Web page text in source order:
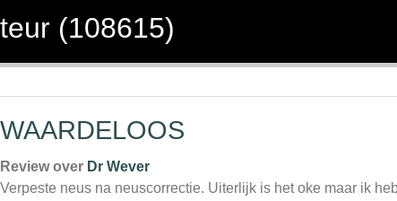
(108615)
WAARDELOOS
Review over Dr Wever
Verpeste neus na neuscorrectie. Uiterlijk is het oke maar ik